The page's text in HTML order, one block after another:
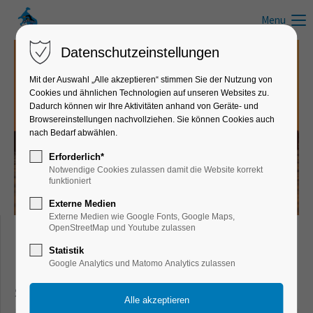
Menu
News zum Schwimmen, Wandern, Laufen, Radfahren und anderen
Freizeitaktivitäten
Infos, Tipps & Tricks
Freizeit- & Sportnews für Schwimmer,
Läufer, Wanderer, Radfahrer und aktive
Sportler
Datenschutzeinstellungen
Mit der Auswahl „Alle akzeptieren“ stimmen Sie der Nutzung von
Cookies und ähnlichen Technologien auf unseren Websites zu.
Dadurch können wir Ihre Aktivitäten anhand von Geräte- und
Browsereinstellungen nachvollziehen. Sie können Cookies auch
nach Bedarf abwählen.
Erforderlich*
Notwendige Cookies zulassen damit die Website korrekt
funktioniert
Externe Medien
Externe Medien wie Google Fonts, Google Maps,
OpenStreetMap und Youtube zulassen
Statistik
Google Analytics und Matomo Analytics zulassen